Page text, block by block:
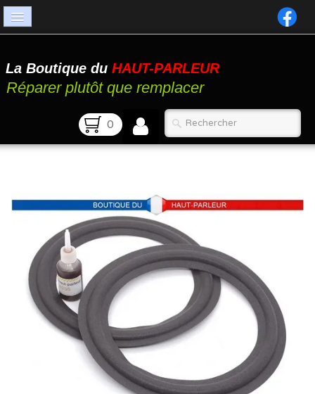
Catalogue
Atelier
La Boutique du HAUT-PARLEUR
Réparer plutôt que remplacer
0